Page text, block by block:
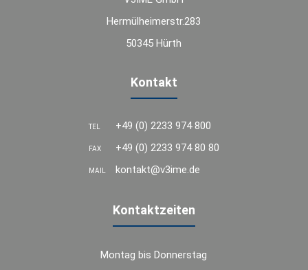
Hermülheimerstr.283
50345 Hürth
Kontakt
TEL +49 (0) 2233 974 800
FAX +49 (0) 2233 974 80 80
MAIL kontakt@v3ime.de
Kontaktzeiten
Montag bis Donnerstag